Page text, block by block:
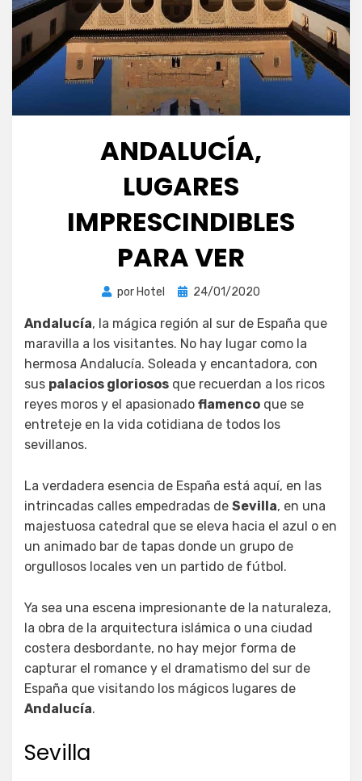
ANDALUCÍA,
LUGARES
IMPRESCINDIBLES
PARA VER
por Hotel
Publicada
24/01/2020
Andalucía, la mágica región al sur de España que
maravilla a los visitantes. No hay lugar como la
hermosa Andalucía. Soleada y encantadora, con
sus palacios gloriosos que recuerdan a los ricos
reyes moros y el apasionado flamenco que se
entreteje en la vida cotidiana de todos los
sevillanos.
La verdadera esencia de España está aquí, en las
intrincadas calles empedradas de Sevilla, en una
majestuosa catedral que se eleva hacia el azul o en
un animado bar de tapas donde un grupo de
orgullosos locales ven un partido de fútbol.
Ya sea una escena impresionante de la naturaleza,
la obra de la arquitectura islámica o una ciudad
costera desbordante, no hay mejor forma de
capturar el romance y el dramatismo del sur de
España que visitando los mágicos lugares de
Andalucía.
Sevilla